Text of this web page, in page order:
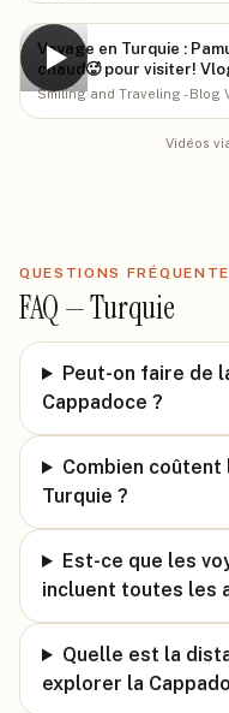
▶
Voyage en Turquie :
chaud🥵 pour visiter!
Smiling and Traveling - Blog
Vidéos
QUESTIONS
FAQ —Turquie
Peut-on faire de
Cappadoce ?
Combien
Turquie ?
Est-ce que les
incluent toutes les
Quelle est la
explorer la